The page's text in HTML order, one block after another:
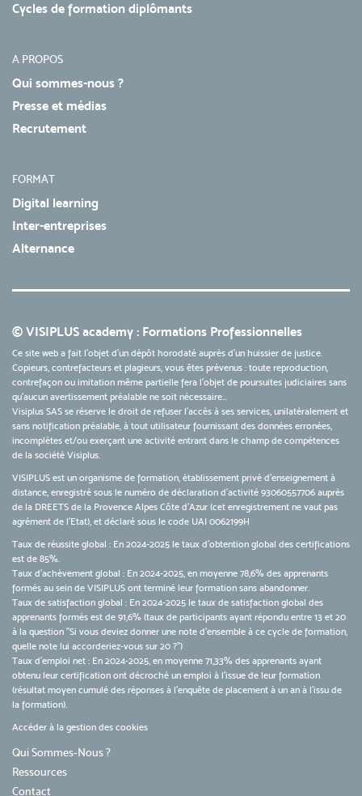
Cycles de formation diplômants
A PROPOS
Qui sommes-nous ?
Presse et médias
Recrutement
FORMAT
Digital learning
Inter-entreprises
Alternance
© VISIPLUS academy : Formations Professionnelles
Ce site web a fait l'objet d'un dépôt horodaté auprès d'un huissier de justice.
Copieurs, contrefacteurs et plagieurs, vous êtes prévenus : toute reproduction,
contrefaçon ou imitation même partielle fera l'objet de poursuites judiciaires sans
qu’aucun avertissement préalable ne soit nécessaire...
Visiplus SAS se réserve le droit de refuser l'accès à ses services, unilatéralement et
sans notification préalable, à tout utilisateur fournissant des données erronées,
incomplètes et/ou exerçant une activité entrant dans le champ de compétences
de la société Visiplus.
VISIPLUS est un organisme de formation, établissement privé d’enseignement à
distance, enregistré sous le numéro de déclaration d’activité 93060557706 auprès
de la DREETS de la Provence Alpes Côte d’Azur (cet enregistrement ne vaut pas
agrément de l’Etat), et déclaré sous le code UAI 0062199H
Taux de réussite global : En 2024-2025 le taux d'obtention global des certifications
est de 85%.
Taux d’achèvement global : En 2024-2025, en moyenne 78,6% des apprenants
formés au sein de VISIPLUS ont terminé leur formation sans abandonner.
Taux de satisfaction global : En 2024-2025 le taux de satisfaction global des
apprenants formés est de 91,6% (taux de participants ayant répondu entre 13 et 20
à la question "Si vous deviez donner une note d’ensemble à ce cycle de formation,
quelle note lui accorderiez-vous sur 20 ?")
Taux d’emploi net : En 2024-2025, en moyenne 71,33% des apprenants ayant
obtenu leur certification ont décroché un emploi à l'issue de leur formation
(résultat moyen cumulé des réponses à l'enquête de placement à un an à l'issu de
la formation).
Accéder à la gestion des cookies
Qui Sommes-Nous ?
Ressources
Contact